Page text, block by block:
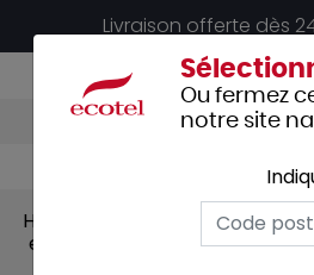
Livraison offerte dès
Hygiène et
entretien
Ou fermez
notre site